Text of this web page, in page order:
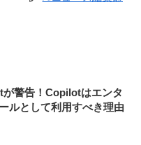
警告！Copilotはエンタ
ルとして利用すべき理由